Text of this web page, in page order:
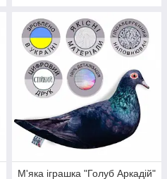
М'яка іграшка "Голуб Аркадій"